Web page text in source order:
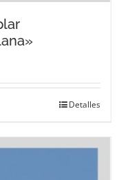
Detalles